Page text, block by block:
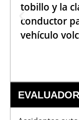
tobillo y la
conductor
vehículo